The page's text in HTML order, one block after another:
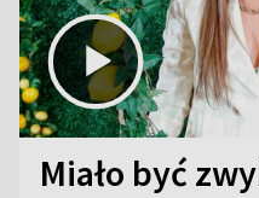
Miało być